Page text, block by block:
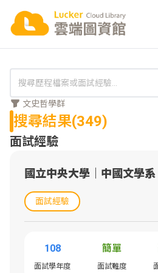
文史哲學群
搜尋結果(349)
面試經驗
國立中央大學 中國文學系
面試經驗
108
面試學年度
簡單
面試難度